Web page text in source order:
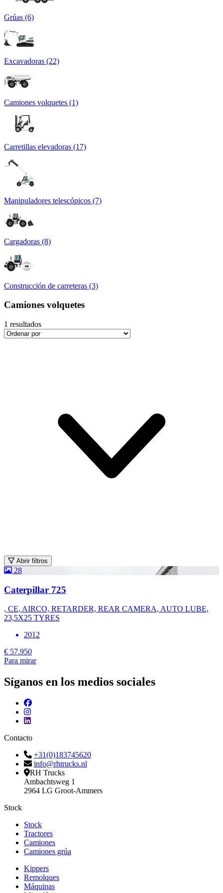
Grúas (6)
Excavadoras (22)
Camiones volquetes (1)
Carretillas elevadoras (17)
Manipuladores telescópicos (7)
Cargadoras (8)
Construcción de carreteras (3)
Camiones volquetes
1 resultados
Abrir filtros
28
Caterpillar 725
, CE, AIRCO, RETARDER, REAR CAMERA, AUTO LUBE,
23,5X25 TYRES
2012
€ 57.950
Para mirar
Síganos en los medios sociales
Contacto
+31(0)183745620
info@rhtrucks.nl
RH Trucks
Ambachtsweg 1
2964 LG Groot-Ammers
Stock
Stock
Tractores
Camiones
Camiones grúa
Kippers
Remolques
Máquinas